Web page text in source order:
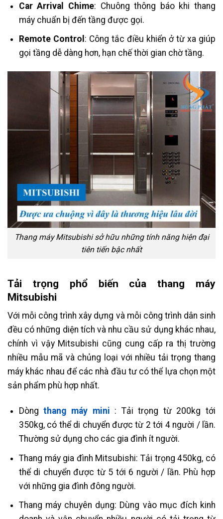
Car Arrival Chime: Chuông thông báo khi thang
máy chuẩn bị đến tầng được gọi.
Remote Control : Công tắc điều khiển ở từ xa giúp
gọi tầng dễ dàng hơn, hạn chế thời gian chờ tầng.
Thang máy Mitsubishi sở hữu những tính năng hiện đại
tiên tiến bậc nhất
Tải trọng phổ biến của thang máy
Mitsubishi
Với mỗi công trình xây dựng và mỗi công trình dân sinh
đều có những diện tích và nhu cầu sử dụng khác nhau,
chính vì vậy Mitsubishi cũng cung cấp ra thị trường
nhiều mẫu mã và chủng loại với nhiều tải trọng thang
máy khác nhau để các nhà đầu tư có thể lựa chọn một
sản phẩm phù hợp nhất.
Dòngthang máy mini : Tải trọng từ 200kg tới
350kg, có thể di chuyển được từ 2 tới 4 người / lần.
Thường sử dụng cho các gia đình ít người.
Thang máy gia đình Mitsubishi: Tải trọng 450kg, có
thể di chuyển được từ 5 tới 6 người / lần. Phù hợp
với những gia đình đông người.
Thang máy chuyên dụng: Dùng vào mục đích kinh